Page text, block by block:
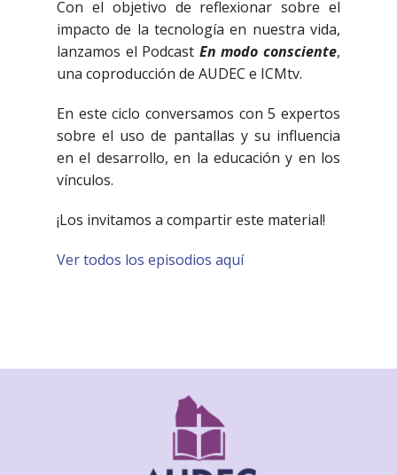
Con el objetivo de reflexionar sobre el
impacto de la tecnología en nuestra vida,
lanzamos el Podcast En modo consciente,
una coproducción de AUDEC e ICMtv.
En este ciclo conversamos con 5 expertos
sobre el uso de pantallas y su influencia
en el desarrollo, en la educación y en los
vínculos.
¡Los invitamos a compartir este material!
Ver todos los episodios aquí